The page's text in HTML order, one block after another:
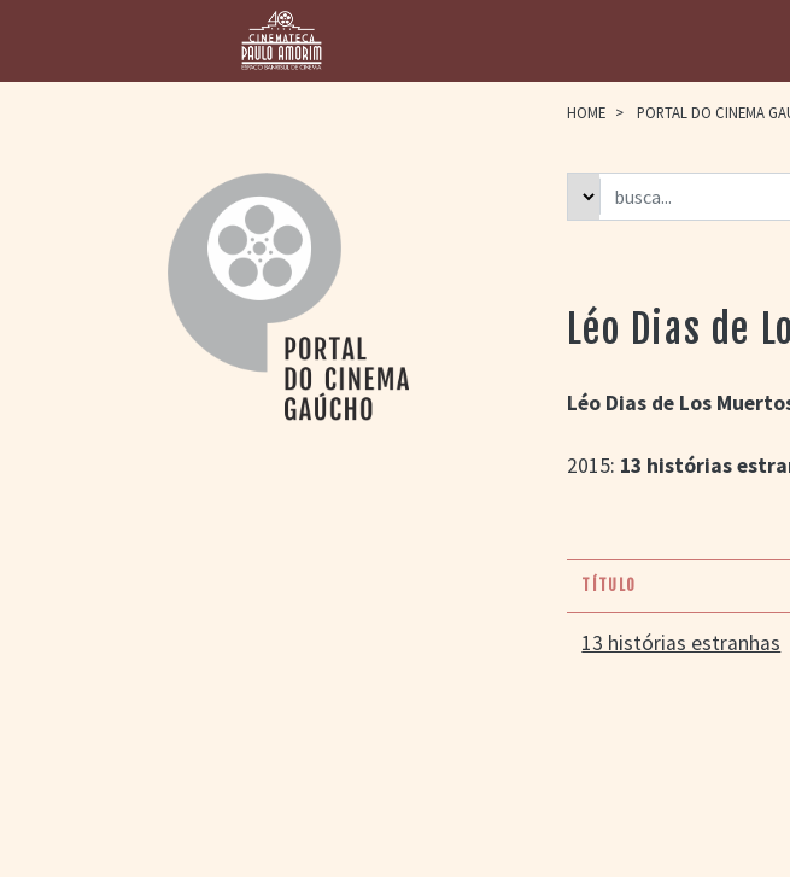
PAULO AMORIM
> HOMENAGEADOS
> ASSOCIAÇÃO DOS
> BIBLIOTECA
ROMEU GRIMALDI
HOME > PORTAL DO CINEMA
Léo Dias de
Léo Dias de Los
2015: 13 histórias
TÍTULO
13 histórias estranhas